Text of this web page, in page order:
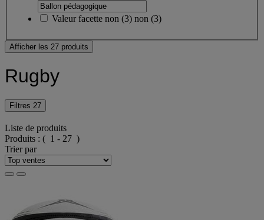
Valeur facette non (3) non (3)
Afficher les 27 produits
Rugby
Filtres 27
Liste de produits
Produits : ( 1 - 27 )
Trier par